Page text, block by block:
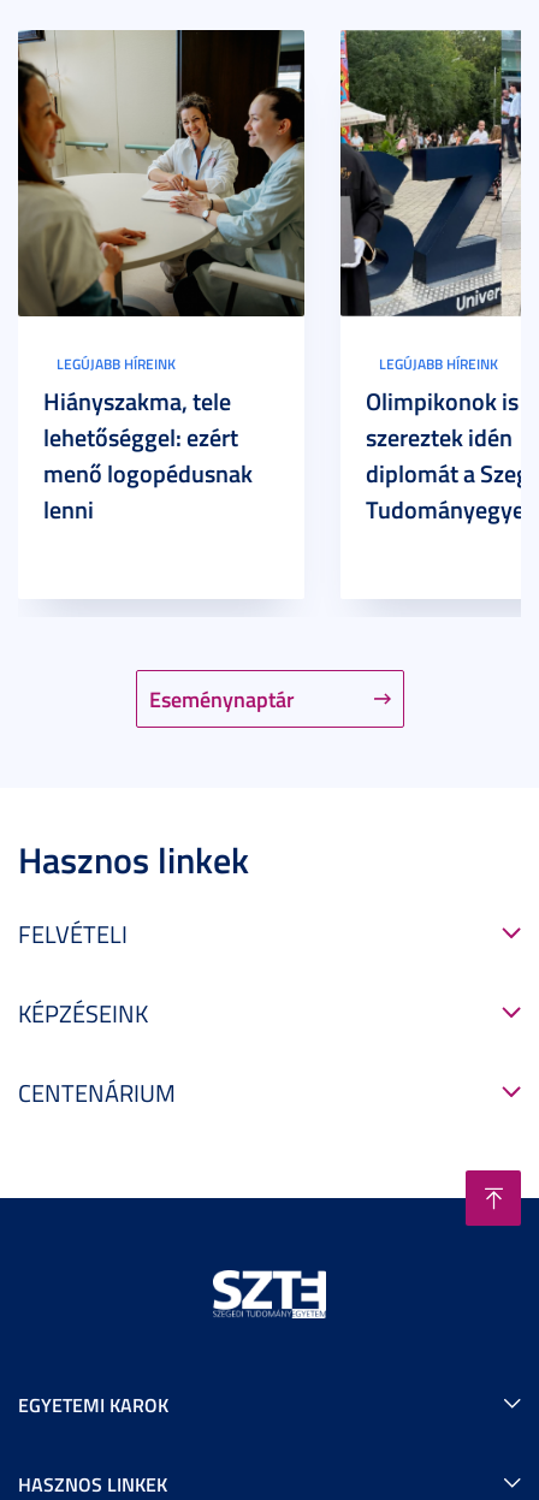
Eseménynaptár
LEGÚJABB HÍREINK
Hiányszakma, tele
lehetőséggel: ezért
menő logopédusnak
lenni
LEGÚJABB HÍREINK
Olimpikonok is
szereztek idén
diplomát a
Hasznos linkek
FELVÉTELI
KÉPZÉSEINK
CENTENÁRIUM
EGYETEMI KAROK
HASZNOS LINKEK